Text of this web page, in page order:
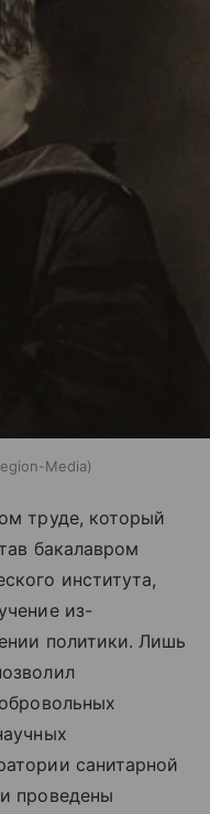
Media
труде, который
бакалавром
института,
из-
политики. Лишь
санитарной
проведены